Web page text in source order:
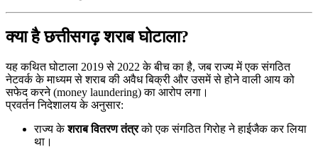
क्या है छत्तीसगढ़ शराब घोटाला?
यह कथित घोटाला 2019 से 2022 के बीच का है, जब राज्य में एक संगठित
नेटवर्क के माध्यम से शराब की अवैध बिक्री और उसमें से होने वाली आय को
सफेद करने (money laundering) का आरोप लगा।
प्रवर्तन निदेशालय के अनुसार:
राज्य केशराब वितरण तंत्रको एक संगठित गिरोह ने हाईजैक कर लिया
था।